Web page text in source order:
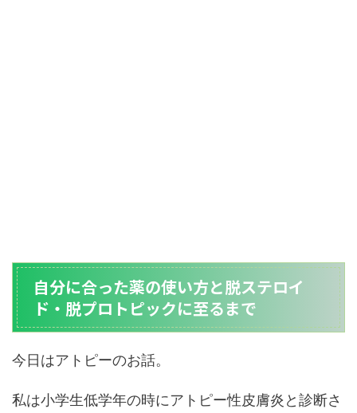
自分に合った薬の使い方と脱ステロイ
ド・脱プロトピックに至るまで
今日はアトピーのお話。
私は小学生低学年の時にアトピー性皮膚炎と診断さ